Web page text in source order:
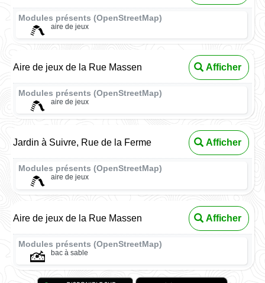
Modules présents (OpenStreetMap)
aire de jeux
Aire de jeux de la Rue Massen Afficher
Modules présents (OpenStreetMap)
aire de jeux
Jardin à Suivre, Rue de la Ferme Afficher
Modules présents (OpenStreetMap)
aire de jeux
Aire de jeux de la Rue Massen Afficher
Modules présents (OpenStreetMap)
bac à sable